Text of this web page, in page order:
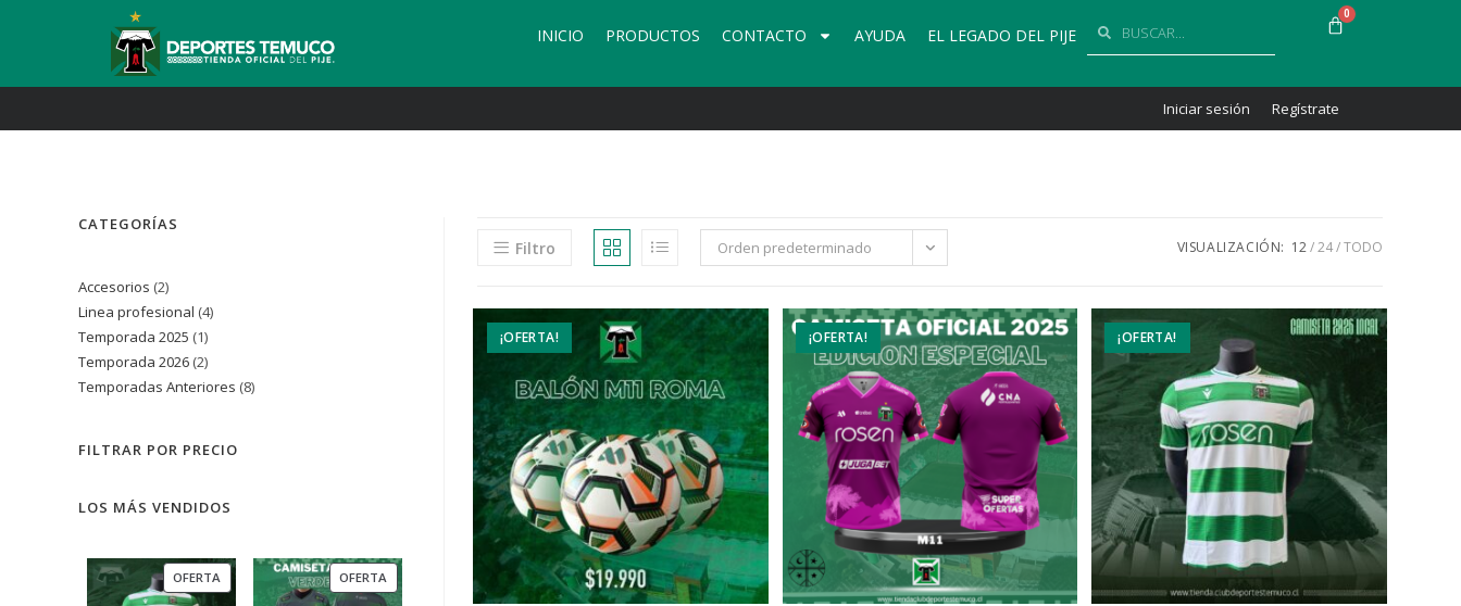
INICIO PRODUCTOS CONTACTO AYUDA EL LEGADO DEL PIJE
0
Iniciar sesión Regístrate
Filtro Orden predeterminado VISUALIZACIÓN: 12 24 TODO
¡OFERTA! ¡OFERTA! ¡OFERTA!
CATEGORÍAS
Accesorios 2
Linea profesional 4
Temporada 2025 1
Temporada 2026 2
Temporadas Anteriores 8
FILTRAR POR PRECIO
LOS MÁS VENDIDOS
OFERTA OFERTA